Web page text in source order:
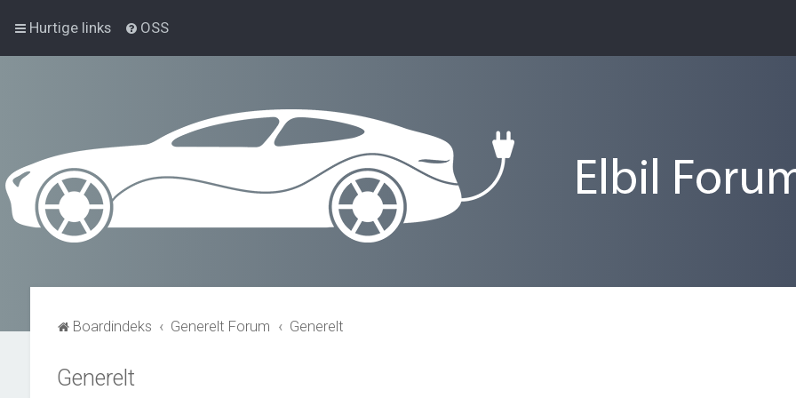
Hurtige links OSS
Boardindeks Generelt Forum Generelt
Generelt